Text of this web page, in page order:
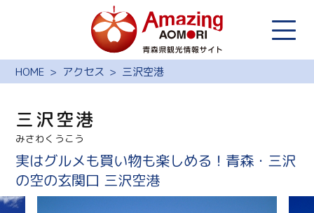
HOME アクセス 三沢空港
三沢空港
みさわくうこう
実はグルメも買い物も楽しめる！青森・三沢
の空の玄関口 三沢空港